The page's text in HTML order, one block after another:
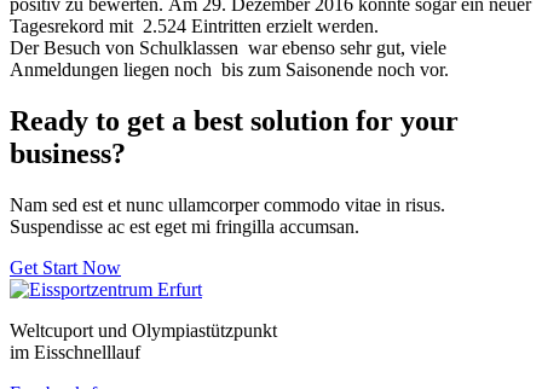
Tagesrekord mit 2.524 Eintritten erzielt werden.
Der Besuch von Schulklassen war ebenso sehr gut, viele
Anmeldungen liegen noch bis zum Saisonende noch vor.
Ready to get a best solution for your
business?
Nam sed est et nunc ullamcorper commodo vitae in risus.
Suspendisse ac est eget mi fringilla accumsan.
Get Start Now
Weltcuport und Olympiastützpunkt
im Eisschnelllauf